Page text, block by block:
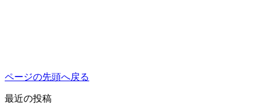
ページの先頭へ戻る
最近の投稿